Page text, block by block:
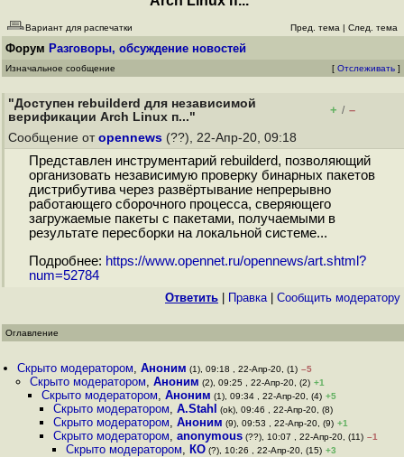
Вариант для распечатки Пред. тема | След. тема
Форум Разговоры, обсуждение новостей
Изначальное сообщение [ Отслеживать ]
"Доступен rebuilderd для независимой
верификации Arch Linux п..."
+ / –
Сообщение от opennews (??), 22-Апр-20, 09:18
Представлен инструментарий rebuilderd, позволяющий
организовать независимую проверку бинарных пакетов
дистрибутива через развёртывание непрерывно
работающего сборочного процесса, сверяющего
загружаемые пакеты с пакетами, получаемыми в
результате пересборки на локальной системе...
Подробнее: https://www.opennet.ru/opennews/art.shtml?
num=52784
Ответить Правка| Cообщить модератору
Оглавление
Скрыто модератором,Аноним (1), 09:18 , 22-Апр-20, (1) –5
Скрыто модератором, Аноним (2), 09:25 , 22-Апр-20, (2) +1
Скрыто модератором, Аноним (1), 09:34 , 22-Апр-20, (4) +5
Скрыто модератором,A.Stahl (ok), 09:46 , 22-Апр-20, (8)
Скрыто модератором,Аноним (9), 09:53 , 22-Апр-20, (9) +1
Скрыто модератором,anonymous (??), 10:07 , 22-Апр-20, (11) –1
Скрыто модератором, КО(?), 10:26 , 22-Апр-20, (15) +3